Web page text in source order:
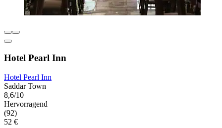
Hotel Pearl Inn
Hotel Pearl Inn
Saddar Town
8,6/10
Hervorragend
(92)
52 €